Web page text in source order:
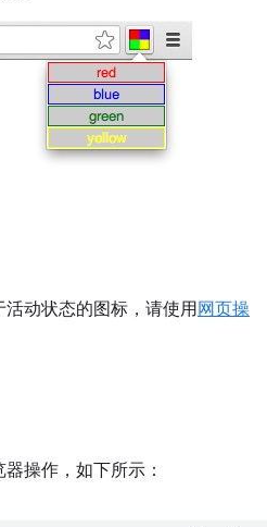
动状态的图标，请使用网页操
操作，如下所示：